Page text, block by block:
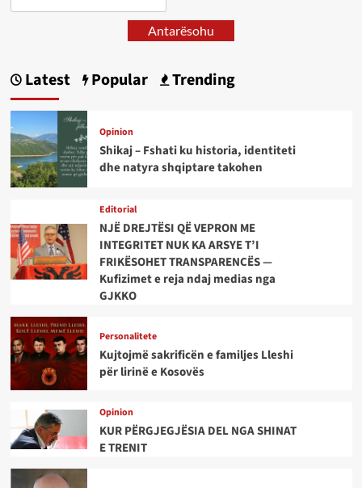
Antarësohu
Latest Popular Trending
Opinion
Shikaj – Fshati ku historia, identiteti
dhe natyra shqiptare takohen
Editorial
NJË DREJTËSI QË VEPRON ME
INTEGRITET NUK KA ARSYE T’I
FRIKËSOHET TRANSPARENCËS —
Kufizimet e reja ndaj medias nga
GJKKO
Personalitete
Kujtojmë sakrificën e familjes Lleshi
për lirinë e Kosovës
Opinion
KUR PËRGJEGJËSIA DEL NGA SHINAT
E TRENIT